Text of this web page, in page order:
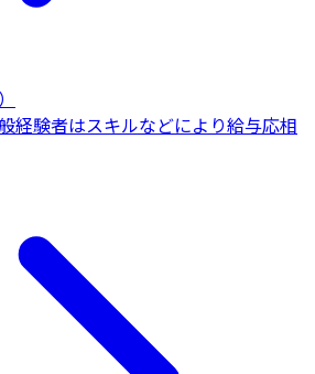
経験者はスキルなどにより給与応相